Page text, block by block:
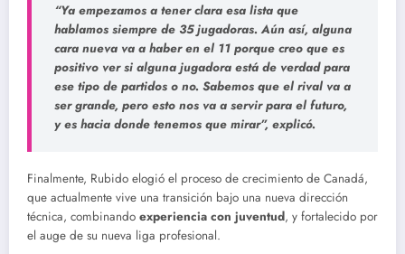
“Ya empezamos a tener clara esa lista que
hablamos siempre de 35 jugadoras. Aún así, alguna
cara nueva va a haber en el 11 porque creo que es
positivo ver si alguna jugadora está de verdad para
ese tipo de partidos o no. Sabemos que el rival va a
ser grande, pero esto nos va a servir para el futuro,
y es hacia donde tenemos que mirar”, explicó.
Finalmente, Rubido elogió el proceso de crecimiento de Canadá,
que actualmente vive una transición bajo una nueva dirección
técnica, combinando experiencia con juventud, y fortalecido por
el auge de su nueva liga profesional.